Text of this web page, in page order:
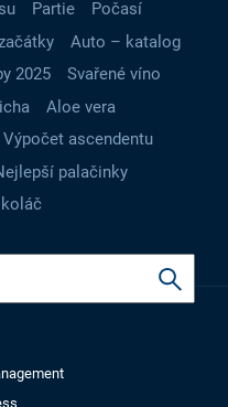
Partie
Počasí
Auto – katalog
2025
Svařené víno
Aloe vera
Výpočet ascendentu
palačinky